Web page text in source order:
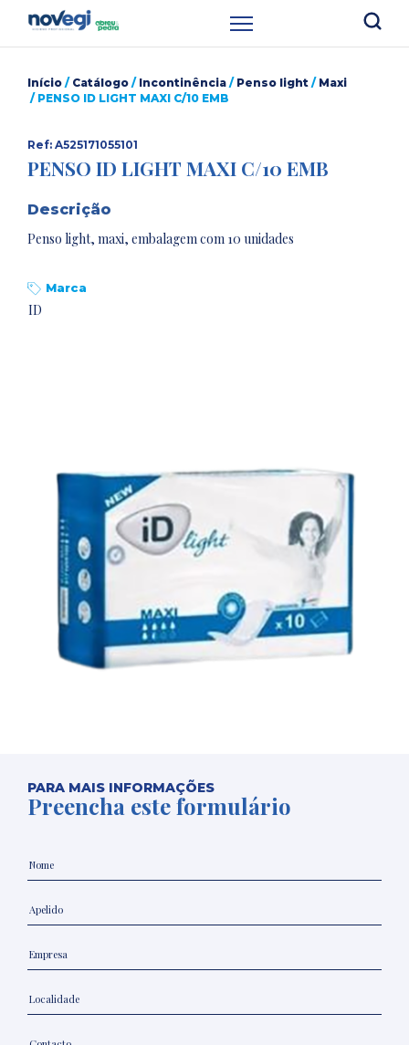
Início / Catálogo / Incontinência / Penso light / Maxi
/ PENSO ID LIGHT MAXI C/10 EMB
Ref: A525171055101
PENSO ID LIGHT MAXI C/10 EMB
Descrição
Penso light, maxi, embalagem com 10 unidades
Marca
ID
PARA MAIS INFORMAÇÕES
Preencha este formulário